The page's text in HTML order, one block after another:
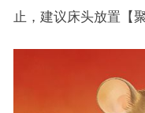
止，建议床头放置【